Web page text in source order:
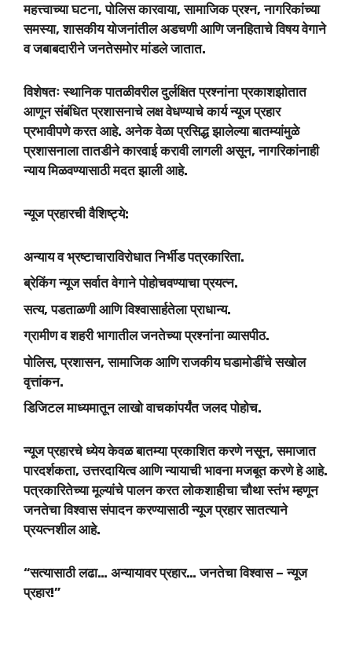
महत्त्वाच्या घटना, पोलिस कारवाया, सामाजिक प्रश्न, नागरिकांच्या
समस्या, शासकीय योजनांतील अडचणी आणि जनहिताचे विषय वेगाने
व जबाबदारीने जनतेसमोर मांडले जातात.
विशेषतः स्थानिक पातळीवरील दुर्लक्षित प्रश्नांना प्रकाशझोतात
आणून संबंधित प्रशासनाचे लक्ष वेधण्याचे कार्य न्यूज प्रहार
प्रभावीपणे करत आहे. अनेक वेळा प्रसिद्ध झालेल्या बातम्यांमुळे
प्रशासनाला तातडीने कारवाई करावी लागली असून, नागरिकांनाही
न्याय मिळवण्यासाठी मदत झाली आहे.
न्यूज प्रहारची वैशिष्ट्ये:
अन्याय व भ्रष्टाचाराविरोधात निर्भीड पत्रकारिता.
ब्रेकिंग न्यूज सर्वात वेगाने पोहोचवण्याचा प्रयत्न.
सत्य, पडताळणी आणि विश्वासार्हतेला प्राधान्य.
ग्रामीण व शहरी भागातील जनतेच्या प्रश्नांना व्यासपीठ.
पोलिस, प्रशासन, सामाजिक आणि राजकीय घडामोडींचे सखोल
वृत्तांकन.
डिजिटल माध्यमातून लाखो वाचकांपर्यंत जलद पोहोच.
न्यूज प्रहारचे ध्येय केवळ बातम्या प्रकाशित करणे नसून, समाजात
पारदर्शकता, उत्तरदायित्व आणि न्यायाची भावना मजबूत करणे हे आहे.
पत्रकारितेच्या मूल्यांचे पालन करत लोकशाहीचा चौथा स्तंभ म्हणून
जनतेचा विश्वास संपादन करण्यासाठी न्यूज प्रहार सातत्याने
प्रयत्नशील आहे.
“सत्यासाठी लढा… अन्यायावर प्रहार… जनतेचा विश्वास – न्यूज
प्रहार!”